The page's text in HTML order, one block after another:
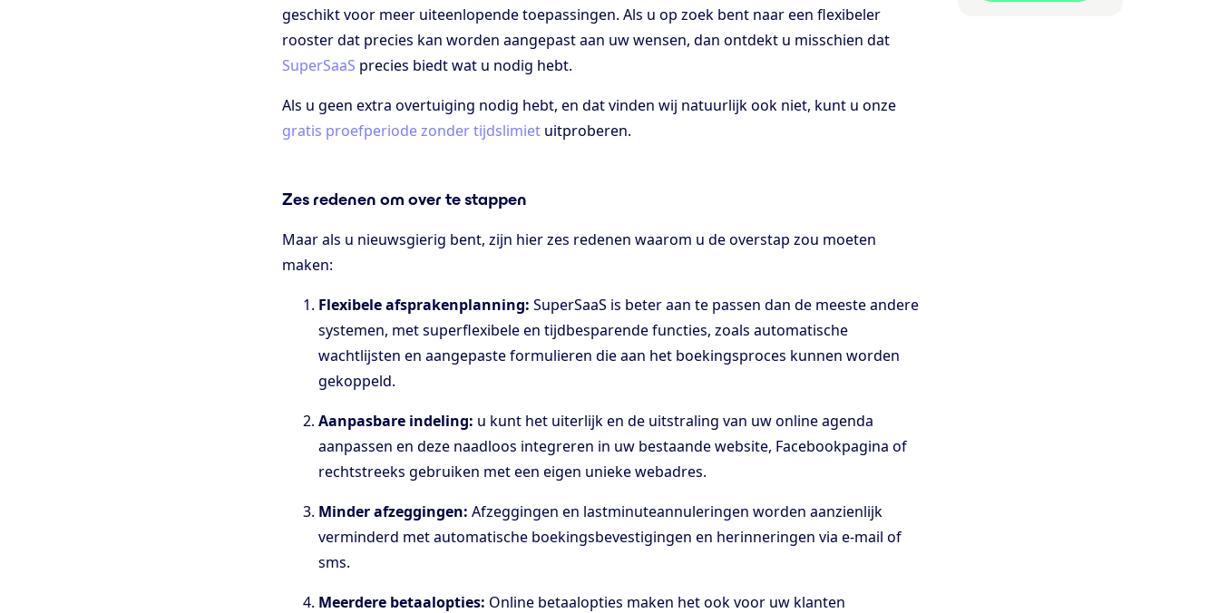
geschikt voor meer uiteenlopende toepassingen. Als u op zoek bent naar een flexibeler
rooster dat precies kan worden aangepast aan uw wensen, dan ontdekt u misschien dat
SuperSaaS precies biedt wat u nodig hebt.
Als u geen extra overtuiging nodig hebt, en dat vinden wij natuurlijk ook niet, kunt u onze
gratis proefperiode zonder tijdslimietuitproberen.
Zes redenen om over te stappen
Maar als u nieuwsgierig bent, zijn hier zes redenen waarom u de overstap zou moeten
maken:
Flexibele afsprakenplanning: SuperSaaS is beter aan te passen dan de meeste andere
systemen, met superflexibele en tijdbesparende functies, zoals automatische
wachtlijsten en aangepaste formulieren die aan het boekingsproces kunnen worden
gekoppeld.
Aanpasbare indeling: u kunt het uiterlijk en de uitstraling van uw online agenda
aanpassen en deze naadloos integreren in uw bestaande website, Facebookpagina of
rechtstreeks gebruiken met een eigen unieke webadres.
Minder afzeggingen: Afzeggingen en lastminuteannuleringen worden aanzienlijk
verminderd met automatische boekingsbevestigingen en herinneringen via e-mail of
sms.
Meerdere betaalopties: Online betaalopties maken het ook voor uw klanten